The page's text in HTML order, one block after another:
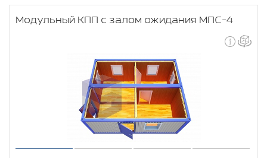
Модульный КПП с залом ожидания МПС-4